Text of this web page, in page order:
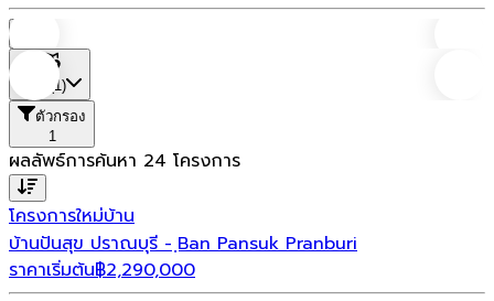
(1)
ตัวกรอง
1
ผลลัพธ์การค้นหา 24 โครงการ
โครงการใหม่บ้าน
บ้านปันสุข ปราณบุรี - ฺBan Pansuk Pranburi
ราคาเริ่มต้น฿2,290,000